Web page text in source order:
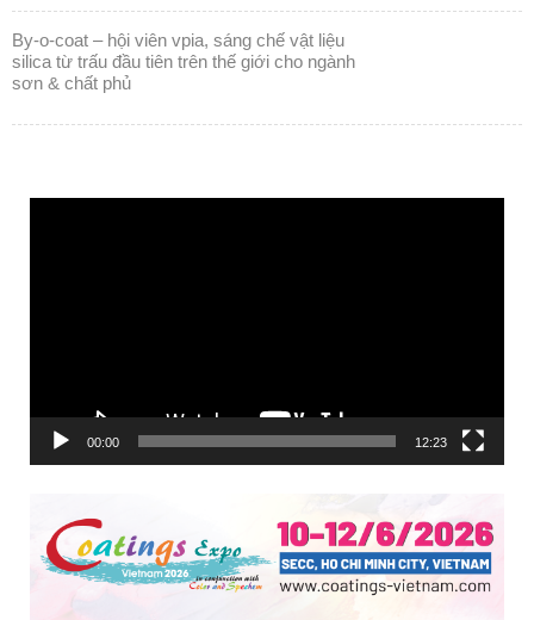
triển lãm quốc tế về máy và thiết bị ngành
công nghiệp đóng gói bao bì & in ấn lần thứ
23, năm 2025
by-o-coat – hội viên vpia, sáng chế vật liệu
00:00 12:23